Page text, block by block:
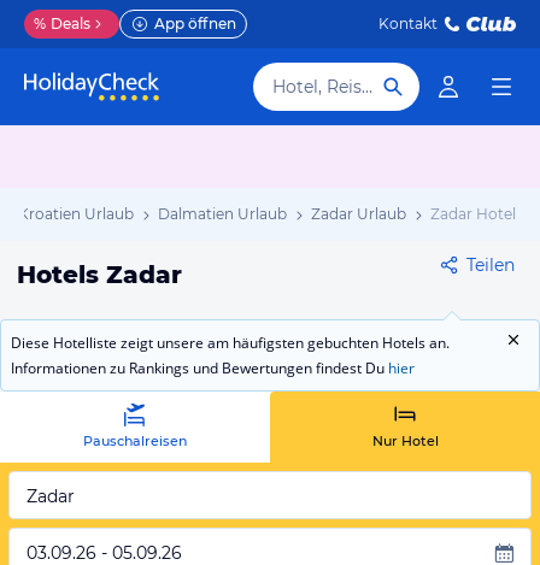
% Deals App öffnen Kontakt
Hotel, Reiseziel
Kroatien Urlaub Dalmatien Urlaub Zadar Urlaub Zadar Hotels
Hotels Zadar Teilen
Diese Hotelliste zeigt unsere am häufigsten gebuchten Hotels an.
Informationen zu Rankings und Bewertungen findest Du hier
Pauschalreisen Nur Hotel
Zadar
03.09.26 - 05.09.26